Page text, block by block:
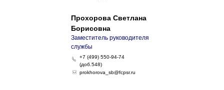
Заместитель руководителя
службы
Прохорова Светлана
Борисовна
prokhorova_sb@fcpsr.ru
+7 (499) 550-94-74
(доб.548)